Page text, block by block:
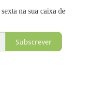
na sua caixa de
Subscrever